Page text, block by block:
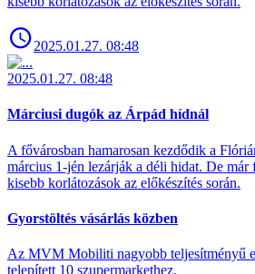
2025.01.27. 08:48
2025.01.27. 08:48
Márciusi dugók az Árpád hídnál
A fővárosban hamarosan kezdődik a
március 1-jén lezárják a déli hidat. De már
kisebb korlátozások az előkészítés során.
Gyorstöltés vásárlás közben
Az MVM Mobiliti nagyobb teljesítményű
telepített 10 szupermarkethez.